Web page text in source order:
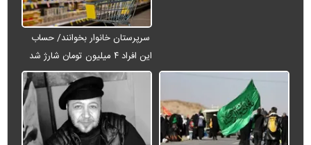
سرپرستان خانوار بخوانند/ حساب
این افراد ۴ میلیون تومان شارژ شد